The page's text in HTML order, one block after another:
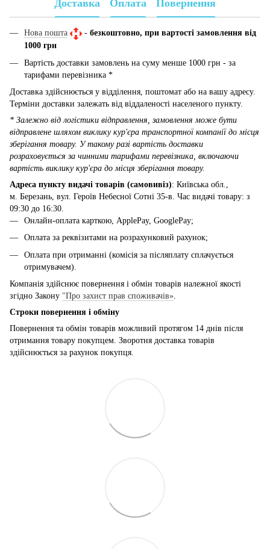
Доставка Оплата Повернення
Нова пошта - безкоштовно, при вартості замовлення від
1000 грн
Вартість доставки замовлень на суму менше 1000 грн - за
тарифами перевізника *
Доставка здійснюється у відділення, поштомат або на вашу адресу.
Терміни доставки залежать від віддаленості населеного пункту.
* Залежно від логістики відправлення, замовлення може бути
відправлене шляхом виклику кур'єра транспортної компанії до місця
зберігання товару. У такому разі вартість доставки
розраховується за чинними тарифами перевізника, включаючи
вартість виклику кур'єра до місця зберігання товару.
Адреса пункту видачі товарів (самовивіз): Київська обл.,
м. Березань, вул. Героїв Небесної Сотні 35-в. Час видачі товару: з
09:30 до 16:30.
Онлайн-оплата карткою, ApplePay, GooglePay;
Оплата за реквізитами на розрахунковий рахунок;
Оплата при отриманні (комісія за післяплату сплачується
отримувачем).
Компанія здійснює повернення і обмін товарів належної якості
згідно Закону "Про захист прав споживачів».
Строки повернення і обміну
Повернення та обмін товарів можливий протягом 14 днів після
отримання товару покупцем. Зворотня доставка товарів
здійснюється за рахунок покупця.